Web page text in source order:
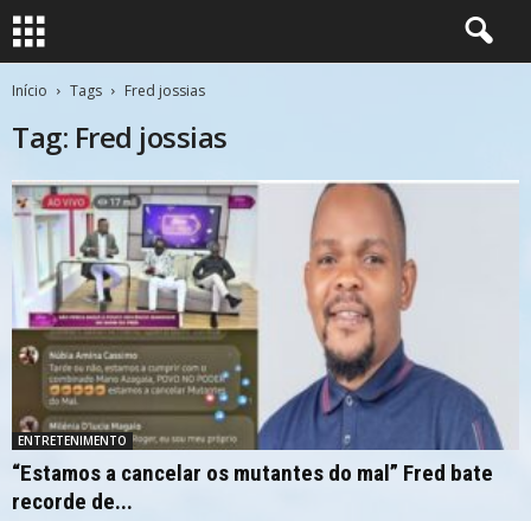
Início Tags Fred jossias
Tag: Fred jossias
ENTRETENIMENTO
“Estamos a cancelar os mutantes do mal” Fred bate
recorde de...